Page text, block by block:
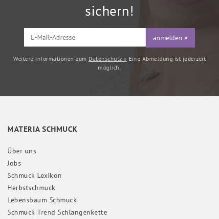
sichern!
anmelden »
Weitere Informationen zum Datenschutz » Eine Abmeldung ist jederzeit
möglich.
MATERIA SCHMUCK
Über uns
Jobs
Schmuck Lexikon
Herbstschmuck
Lebensbaum Schmuck
Schmuck Trend Schlangenkette